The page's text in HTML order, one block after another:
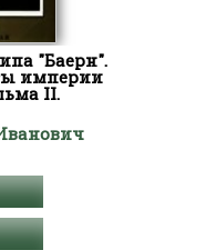
"Баерн".
империи
II.